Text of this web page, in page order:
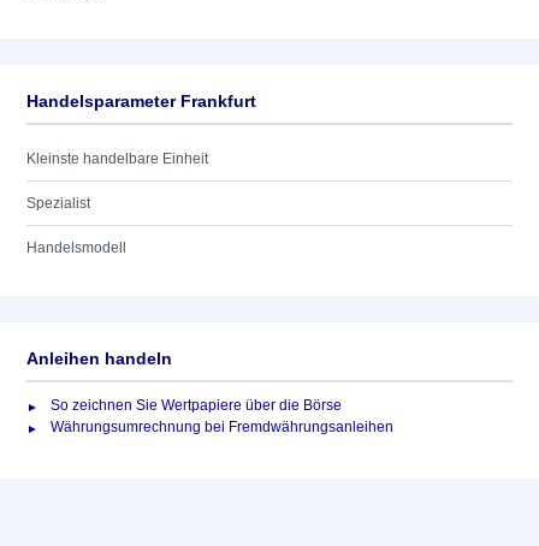
Handelsparameter Frankfurt
Kleinste handelbare Einheit
Spezialist
Handelsmodell
Anleihen handeln
So zeichnen Sie Wertpapiere über die Börse
Währungsumrechnung bei Fremdwährungsanleihen